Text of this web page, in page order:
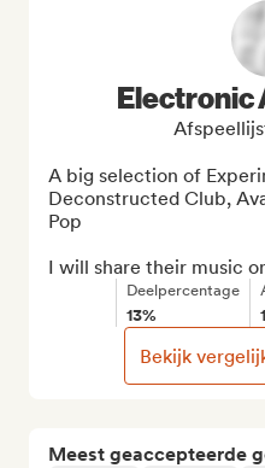
Meest geaccepteerde
Electronic
A big selection of
Deconstructed Club,
Pop
I will share their music
Deelpercentage
13%
Bekijk